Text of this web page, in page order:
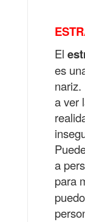
El
es
a ver
a
para